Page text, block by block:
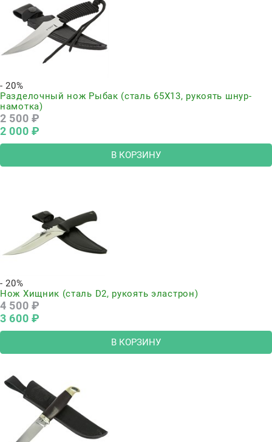
- 20%
Разделочный нож Рыбак (сталь 65Х13, рукоять шнур-
намотка)
2 500 ₽
2 000 ₽
В КОРЗИНУ
- 20%
Нож Хищник (сталь D2, рукоять эластрон)
4 500 ₽
3 600 ₽
В КОРЗИНУ